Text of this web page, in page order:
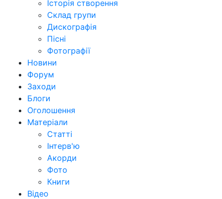
Історія створення
Склад групи
Дискографія
Пісні
Фотографії
Новини
Форум
Заходи
Блоги
Оголошення
Матеріали
Статті
Інтерв'ю
Акорди
Фото
Книги
Відео